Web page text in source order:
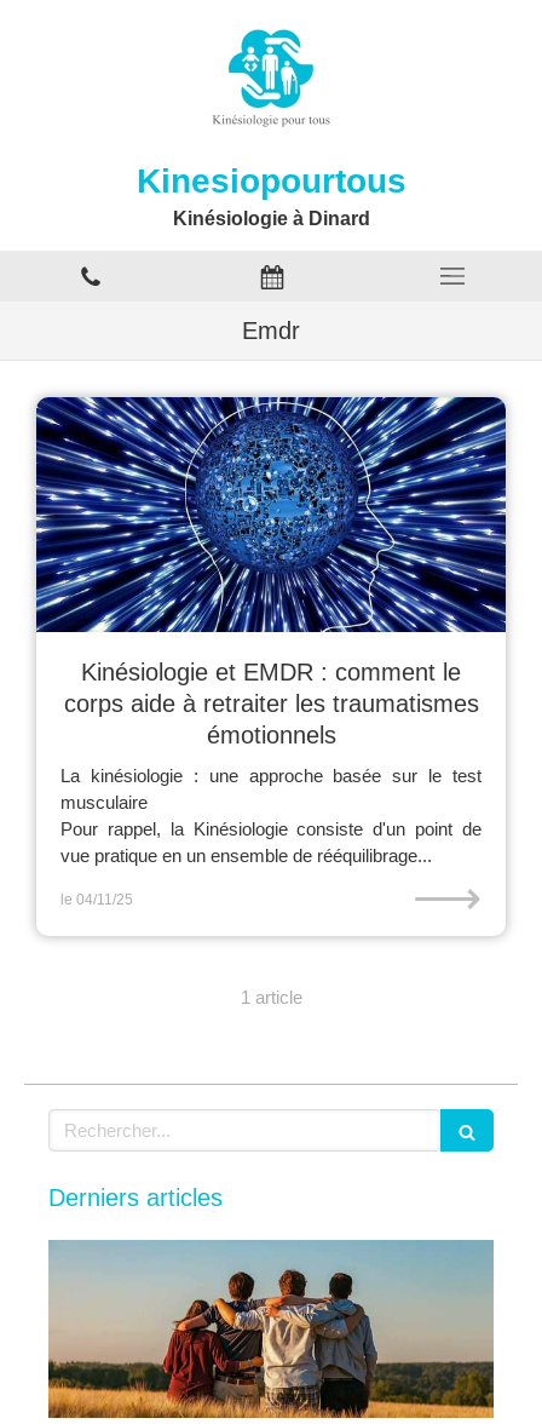
Kinesiopourtous
Kinésiologie à Dinard
Emdr
Kinésiologie et EMDR : comment le
corps aide à retraiter les traumatismes
émotionnels
La kinésiologie : une approche basée sur le test
musculaire
Pour rappel, la Kinésiologie consiste d'un point de
vue pratique en un ensemble de rééquilibrage...
le 04/11/25 ⟶
1 article
Rechercher
Derniers articles